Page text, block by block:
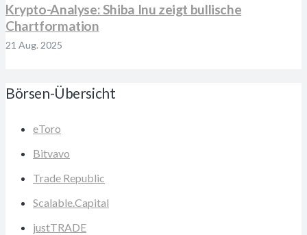
Krypto-Analyse: Shiba Inu zeigt bullische
Chartformation
21 Aug. 2025
Börsen-Übersicht
eToro
Bitvavo
Trade Republic
Scalable.Capital
justTRADE